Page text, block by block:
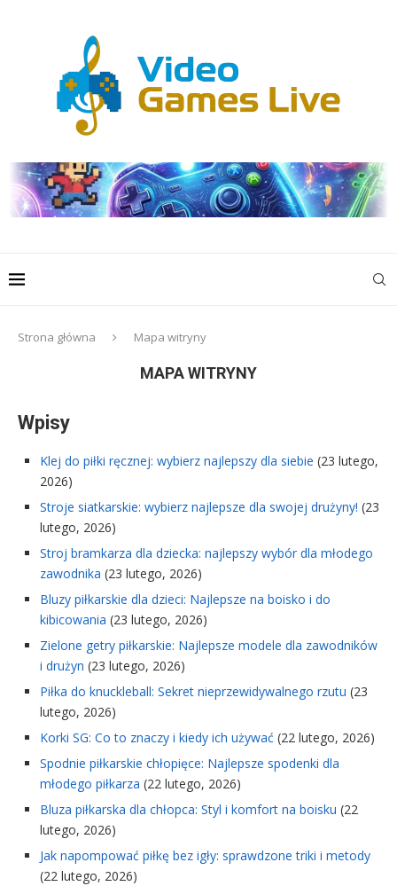
Strona główna Mapa witryny
MAPA WITRYNY
Wpisy
Klej do piłki ręcznej: wybierz najlepszy dla siebie (23 lutego,
2026)
Stroje siatkarskie: wybierz najlepsze dla swojej drużyny! (23
lutego, 2026)
Stroj bramkarza dla dziecka: najlepszy wybór dla młodego
zawodnika (23 lutego, 2026)
Bluzy piłkarskie dla dzieci: Najlepsze na boisko i do
kibicowania (23 lutego, 2026)
Zielone getry piłkarskie: Najlepsze modele dla zawodników
i drużyn (23 lutego, 2026)
Piłka do knuckleball: Sekret nieprzewidywalnego rzutu (23
lutego, 2026)
Korki SG: Co to znaczy i kiedy ich używać (22 lutego, 2026)
Spodnie piłkarskie chłopięce: Najlepsze spodenki dla
młodego piłkarza (22 lutego, 2026)
Bluza piłkarska dla chłopca: Styl i komfort na boisku (22
lutego, 2026)
Jak napompować piłkę bez igły: sprawdzone triki i metody
(22 lutego, 2026)